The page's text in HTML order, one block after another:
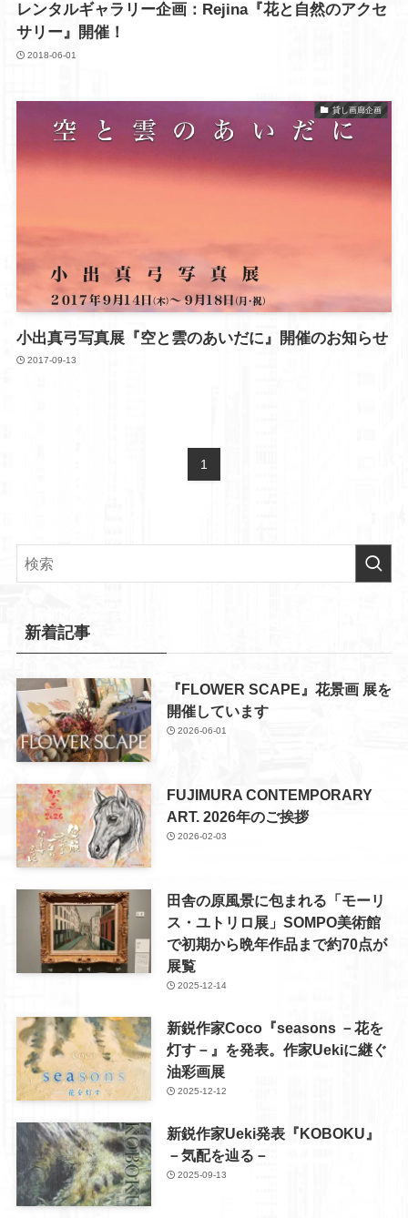
レンタルギャラリー企画：Rejina『花と自然のアクセ
サリー』開催！
2018-06-01
貸し画廊企画
小出真弓写真展『空と雲のあいだに』開催のお知らせ
2017-09-13
1
新着記事
『FLOWER SCAPE』花景画 展を
開催しています
2026-06-01
FUJIMURA CONTEMPORARY
ART. 2026年のご挨拶
2026-02-03
田舎の原風景に包まれる「モーリ
ス・ユトリロ展」SOMPO美術館
で初期から晩年作品まで約70点が
展覧
2025-12-14
新鋭作家Coco『seasons －花を
灯す－』を発表。作家Uekiに継ぐ
油彩画展
2025-12-12
新鋭作家Ueki発表『KOBOKU』
－気配を辿る－
2025-09-13